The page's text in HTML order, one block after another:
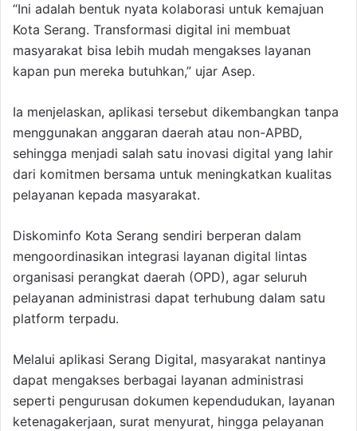
“Ini adalah bentuk nyata kolaborasi untuk kemajuan
Kota Serang. Transformasi digital ini membuat
masyarakat bisa lebih mudah mengakses layanan
kapan pun mereka butuhkan,” ujar Asep.
Ia menjelaskan, aplikasi tersebut dikembangkan tanpa
menggunakan anggaran daerah atau non-APBD,
sehingga menjadi salah satu inovasi digital yang lahir
dari komitmen bersama untuk meningkatkan kualitas
pelayanan kepada masyarakat.
Diskominfo Kota Serang sendiri berperan dalam
mengoordinasikan integrasi layanan digital lintas
organisasi perangkat daerah (OPD), agar seluruh
pelayanan administrasi dapat terhubung dalam satu
platform terpadu.
Melalui aplikasi Serang Digital, masyarakat nantinya
dapat mengakses berbagai layanan administrasi
seperti pengurusan dokumen kependudukan, layanan
ketenagakerjaan, surat menyurat, hingga pelayanan